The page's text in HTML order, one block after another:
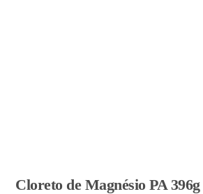
Cloreto de Magnésio PA 396g